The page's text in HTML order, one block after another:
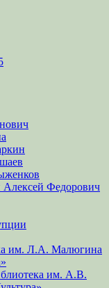
Федорович
им. Л.А. Малюгина
им. А.В.